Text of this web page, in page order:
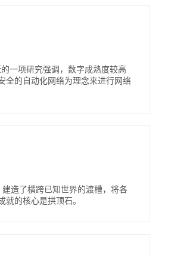
一项研究强调，数字成熟度较高
全的自动化网络为理念来进行网络
造了横跨已知世界的渡槽，将各
的核心是拱顶石。